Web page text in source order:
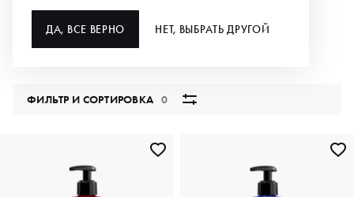
ДА, ВСЕ ВЕРНО НЕТ, ВЫБРАТЬ ДРУГОЙ
ВСЕ КАТЕГОРИИ
ФИЛЬТР И СОРТИРОВКА0